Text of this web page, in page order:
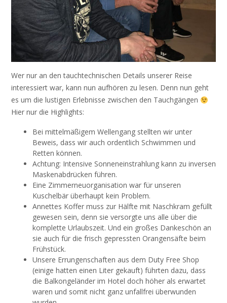
Wer nur an den tauchtechnischen Details unserer Reise
interessiert war, kann nun aufhören zu lesen. Denn nun geht
es um die lustigen Erlebnisse zwischen den Tauchgängen
Hier nur die Highlights:
Bei mittelmäßigem Wellengang stellten wir unter
Beweis, dass wir auch ordentlich Schwimmen und
Retten können.
Achtung: Intensive Sonneneinstrahlung kann zu inversen
Maskenabdrücken führen.
Eine Zimmerneuorganisation war für unseren
Kuschelbär überhaupt kein Problem.
Annettes Koffer muss zur Hälfte mit Naschkram gefüllt
gewesen sein, denn sie versorgte uns alle über die
komplette Urlaubszeit. Und ein großes Dankeschön an
sie auch für die frisch gepressten Orangensäfte beim
Frühstück.
Unsere Errungenschaften aus dem Duty Free Shop
(einige hatten einen Liter gekauft) führten dazu, dass
die Balkongeländer im Hotel doch höher als erwartet
waren und somit nicht ganz unfallfrei überwunden